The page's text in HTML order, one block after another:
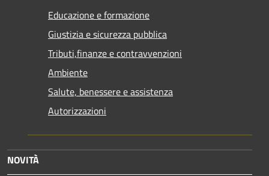
Educazione e formazione
Giustizia e sicurezza pubblica
Tributi,finanze e contravvenzioni
Ambiente
Salute, benessere e assistenza
Autorizzazioni
NOVITÀ